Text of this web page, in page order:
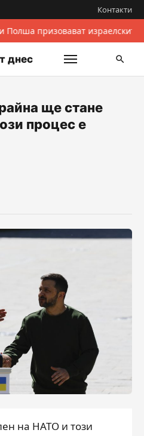
Контакти
Полша призовават
днес
ще стане
процес е
на НАТО и този